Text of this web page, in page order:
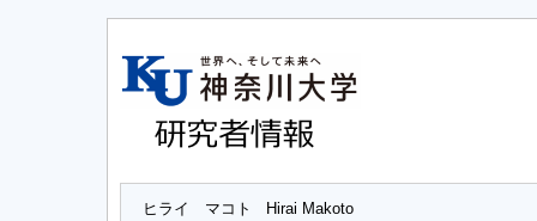
ヒライ マコト Hirai Makoto